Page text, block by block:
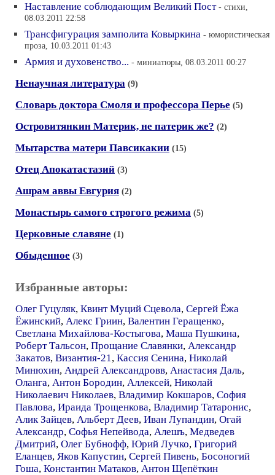
Наставление соблюдающим Великий Пост - стихи,
08.03.2011 22:58
Трансфигурация замполита Ковыркина - юмористическая
проза, 10.03.2011 01:43
Армия и духовенство... - миниатюры, 08.03.2011 00:27
Ненаучная литература (9)
Словарь доктора Смоля и профессора Перье (5)
Островитянкин Материк, не патерик же? (2)
Мытарства матери Павсикакии (15)
Отец Апокатастазий (3)
Ашрам аввы Евгурия (2)
Монастырь самого строгого режима (5)
Церковные славяне (1)
Обыденное (3)
Избранные авторы:
Олег Гуцуляк, Квинт Муций Сцевола, Сергей Ёжа
Ёжинский, Алекс Гриин, Валентин Геращенко,
Светлана Михайлова-Костыгова, Маша Пушкина,
Роберт Тальсон, Прощание Славянки, Александр
Закатов, Византия-21, Кассия Сенина, Николай
Минюхин, Андрей Александровв, Анастасия Даль,
Оланга, Антон Бородин, Аллексей, Николай
Николаевич Николаев, Владимир Кокшаров, София
Павлова, Ираида Трощенкова, Владимир Татаронис,
Алик Зайцев, Альберт Деев, Иван Лупандин, Огай
Александр, Софья Непейвода, Алешъ, Медведев
Дмитрий, Олег Бубнофф, Юрий Лучко, Григорий
Еланцев, Яков Капустин, Сергей Пивень, Босоногий
Гоша, Константин Матаков, Антон Щепёткин